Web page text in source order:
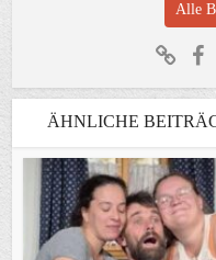
Alle
ÄHNLICHE